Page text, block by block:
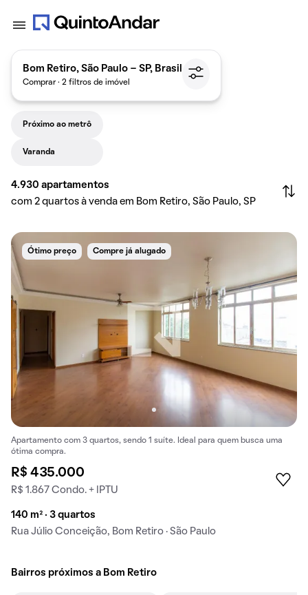
Bom Retiro, São Paulo - SP, Brasil
Comprar · 2 filtros de imóvel
Próximo ao metrô
Varanda
4.930 apartamentos
com 2 quartos à venda em Bom Retiro, São Paulo, SP
Ótimo preço Compre já alugado
Apartamento com 3 quartos, sendo 1 suíte. Ideal para quem busca uma
ótima compra.
R$ 435.000
R$ 1.867 Condo. + IPTU
140 m² · 3 quartos
Rua Júlio Conceição, Bom Retiro · São Paulo
Bairros próximos a Bom Retiro